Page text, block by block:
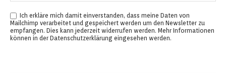
Ich erkläre mich damit einverstanden, dass meine Daten von
Mailchimp verarbeitet und gespeichert werden um den Newsletter zu
empfangen. Dies kann jederzeit widerrufen werden. Mehr Informationen
können in der Datenschutzerklärung eingesehen werden.